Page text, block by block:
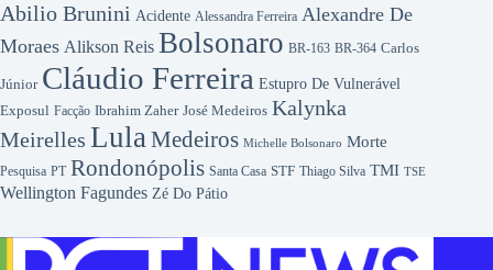
Abilio Brunini Acidente Alessandra Ferreira Alexandre De
Moraes Alikson Reis Bolsonaro BR-163 BR-364 Carlos
Júnior Cláudio Ferreira Estupro De Vulnerável
Exposul Facção Ibrahim Zaher José Medeiros Kalynka
Meirelles Lula Medeiros Michelle Bolsonaro Morte
Pesquisa PT Rondonópolis Santa Casa STF Thiago Silva TMI TSE
Wellington Fagundes Zé Do Pátio